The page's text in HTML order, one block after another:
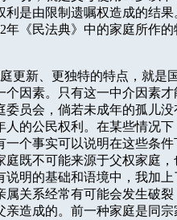
利是由限制遗嘱权造成的结
年《民法典》中的家庭所作
新、更独特的特点，就是
个因素。只有这一中介因素
委员会，倘若未成年的孤儿
人的公民权利。在某些情况
一个事实可以说明在这些条
庭既不可能来源于父权家庭
说明的基础和语境中，我加
属关系经常有可能会发生破
亲造成的。前一种家庭是同